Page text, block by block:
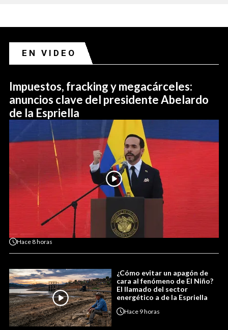
EN VIDEO
Impuestos, fracking y megacárceles:
anuncios clave del presidente Abelardo
de la Espriella
Hace8 horas
¿Cómo evitar un apagón de
cara al fenómeno de El Niño?
El llamado del sector
energético a de la Espriella
Hace 9 horas